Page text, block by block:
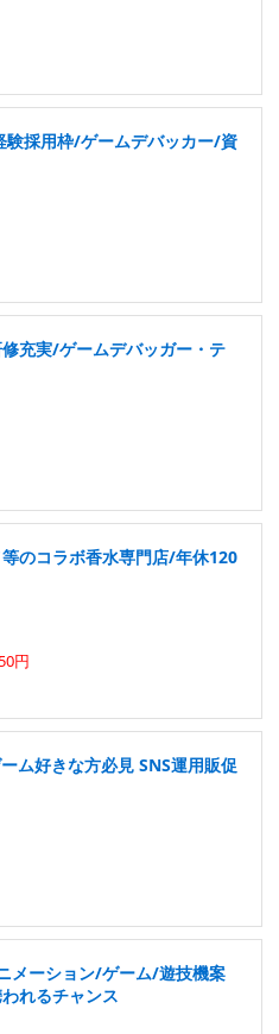
験採用枠/ゲームデバッカー/資
充実/ゲームデバッガー・テ
等のコラボ香水専門店/年休120
円
ム好きな方必見 SNS運用販促
メーション/ゲーム/遊技機案
れるチャンス